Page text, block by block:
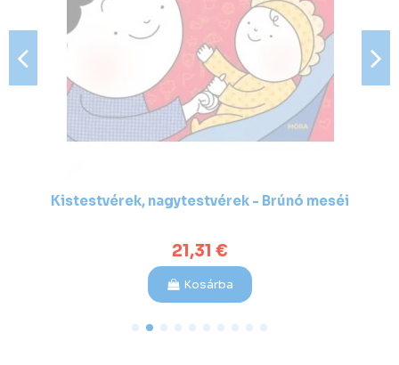
Kistestvérek, nagytestvérek - Brúnó meséi
21,31 €
Kosárba